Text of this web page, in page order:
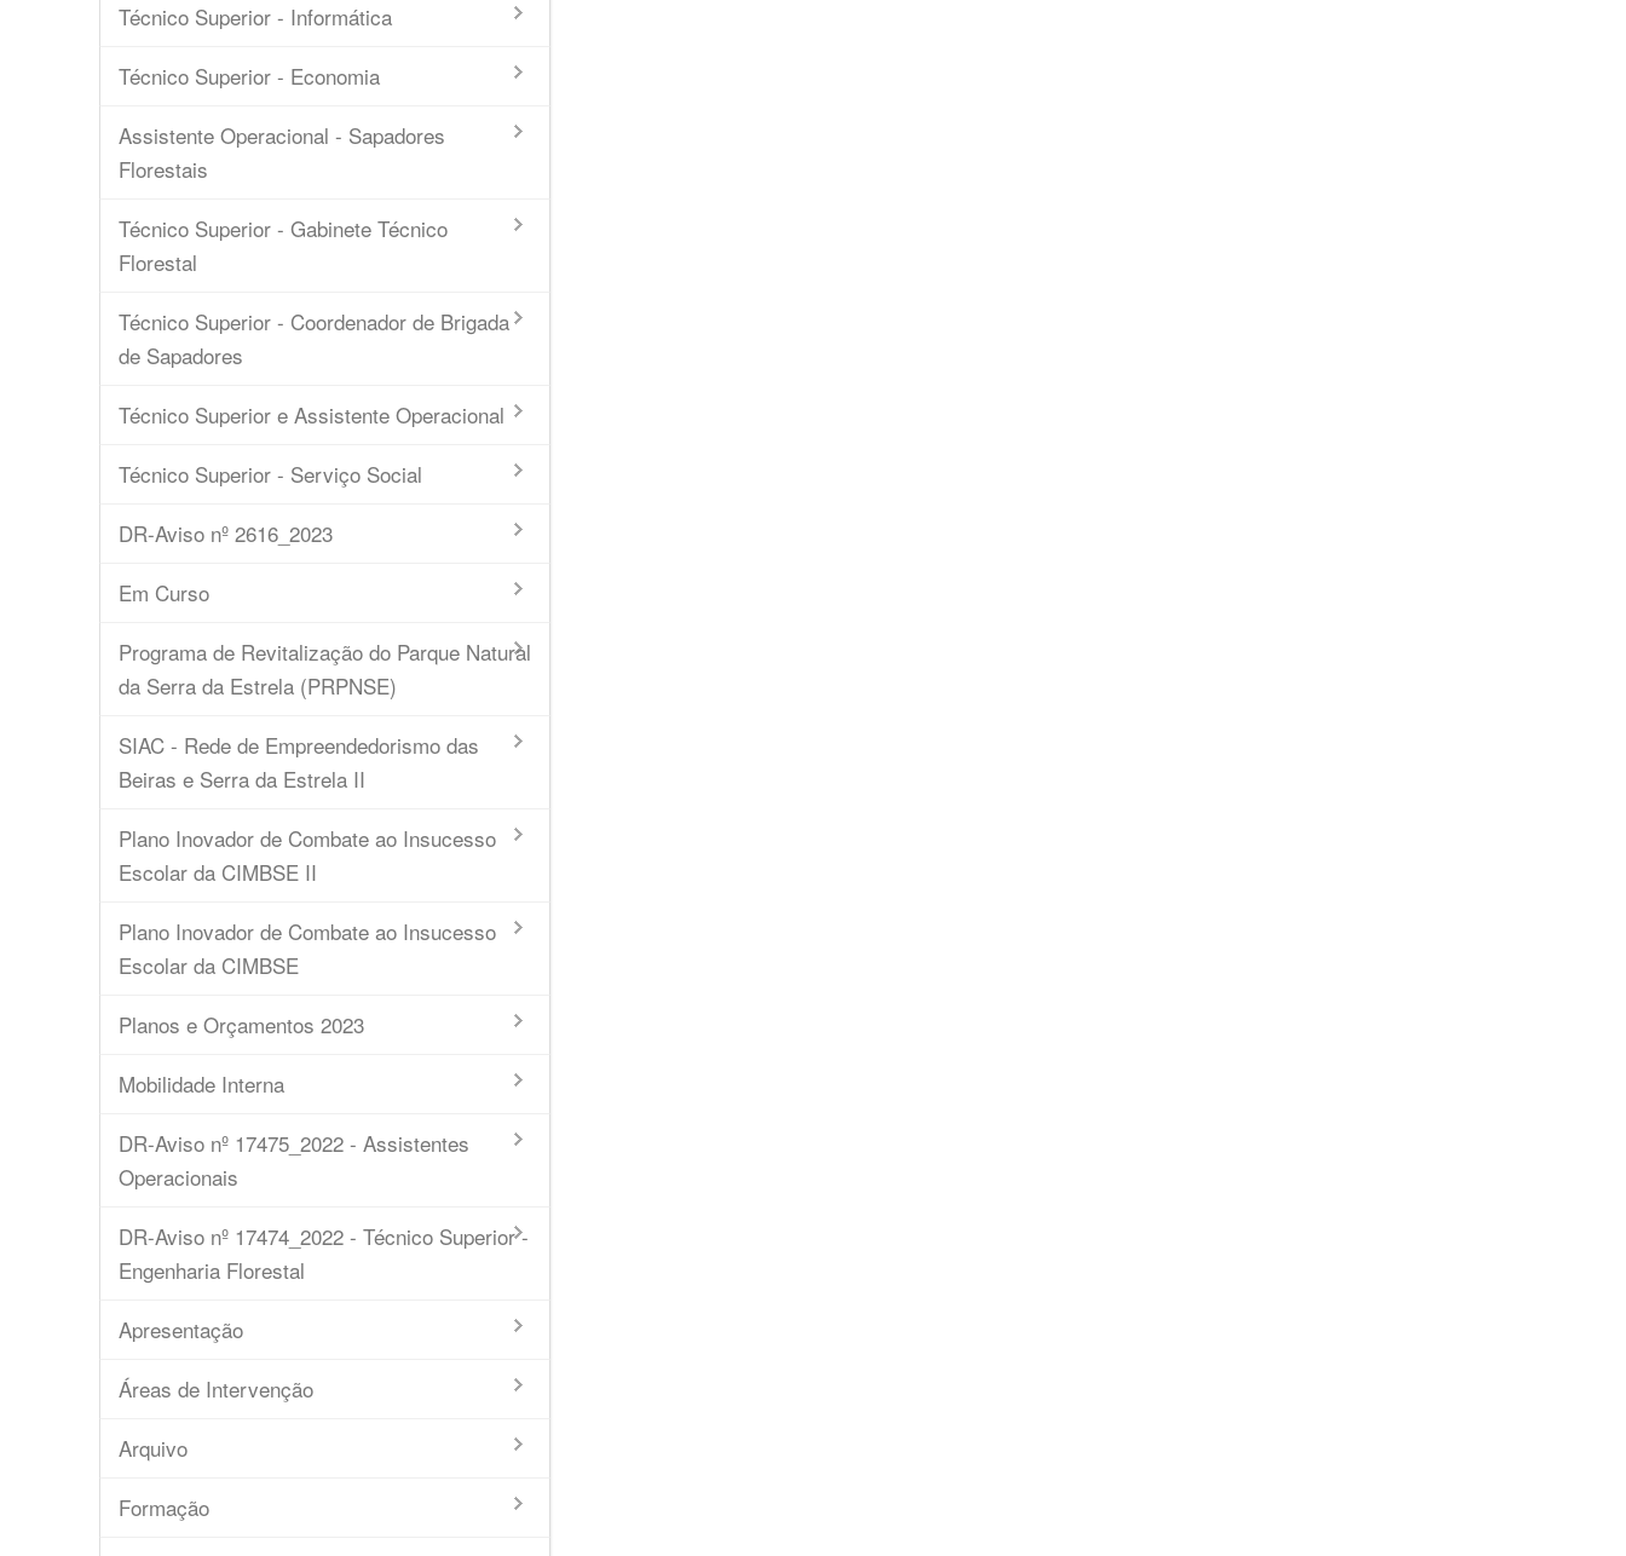
Técnico Superior - Informática
Técnico Superior - Economia
Assistente Operacional - Sapadores
Florestais
Técnico Superior - Gabinete Técnico
Florestal
Técnico Superior - Coordenador de Brigada
de Sapadores
Técnico Superior e Assistente Operacional
Técnico Superior - Serviço Social
DR-Aviso nº 2616_2023
Em Curso
Programa de Revitalização do Parque Natural
da Serra da Estrela (PRPNSE)
SIAC - Rede de Empreendedorismo das
Beiras e Serra da Estrela II
Plano Inovador de Combate ao Insucesso
Escolar da CIMBSE II
Plano Inovador de Combate ao Insucesso
Escolar da CIMBSE
Planos e Orçamentos 2023
Mobilidade Interna
DR-Aviso nº 17475_2022 - Assistentes
Operacionais
DR-Aviso nº 17474_2022 - Técnico Superior -
Engenharia Florestal
Apresentação
Áreas de Intervenção
Arquivo
Formação